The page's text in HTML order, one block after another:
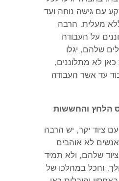
עם גישה נוחה ועד
מעלית. הרבה
על העבודה
שלהם, יגלו
כאן לא מתלוננים,
עד אשר העבודה
הלחץ והחששות
ציוד יקר, יש הרבה
אנשים לא אוהבים
שלהם, ולא תמיד
, והכל במהלכו של